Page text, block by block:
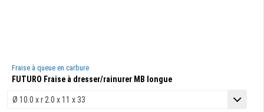
Fraise à queue en carbure
FUTURO Fraise à dresser/rainurer MB longue